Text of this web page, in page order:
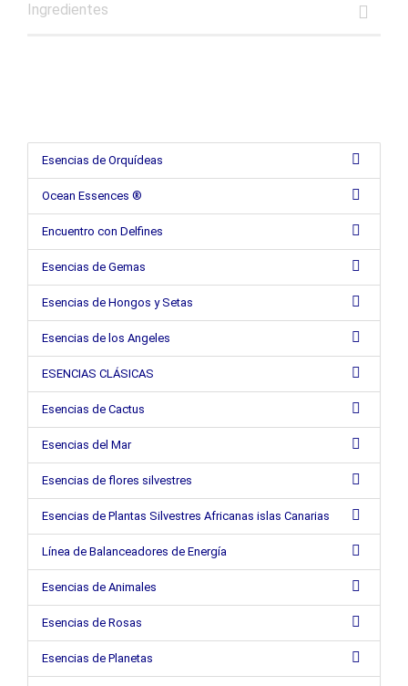
Ingredientes
Esencias de Orquídeas
Ocean Essences ®
Encuentro con Delfines
Esencias de Gemas
Esencias de Hongos y Setas
Esencias de los Angeles
ESENCIAS CLÁSICAS
Esencias de Cactus
Esencias del Mar
Esencias de flores silvestres
Esencias de Plantas Silvestres Africanas islas Canarias
Línea de Balanceadores de Energía
Esencias de Animales
Esencias de Rosas
Esencias de Planetas